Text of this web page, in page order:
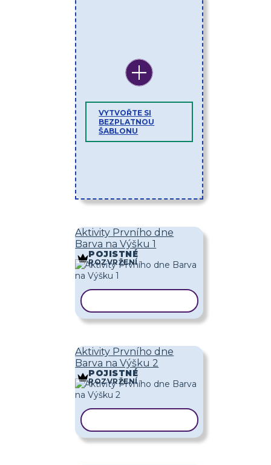
VYTVOŘTE SI
BEZPLATNOU
ŠABLONU
Aktivity Prvního dne
Barva na Výšku 1
POJISTNÉ
ROZVRŽENÍ
Aktivity Prvního dne
Barva na Výšku 2
POJISTNÉ
ROZVRŽENÍ